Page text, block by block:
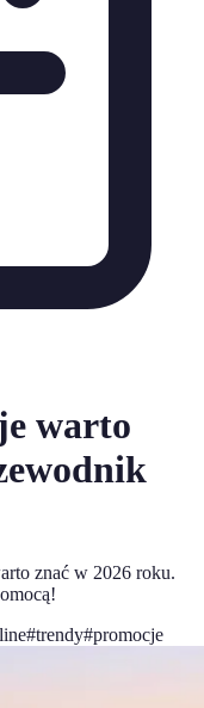
warto
znać w 2026 roku.
#trendy#promocje